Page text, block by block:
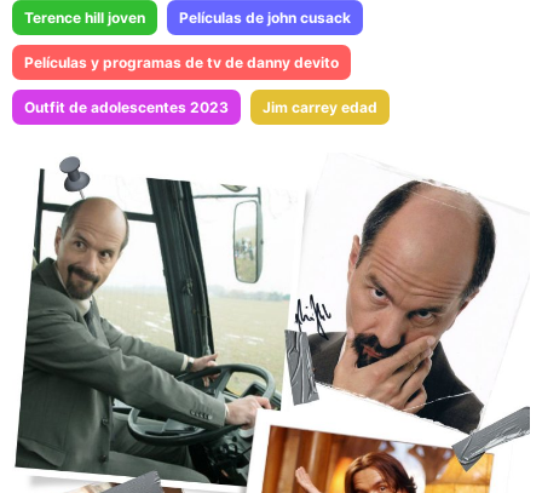
Terence hill joven Películas de john cusack
Películas y programas de tv de danny devito
Outfit de adolescentes 2023 Jim carrey edad